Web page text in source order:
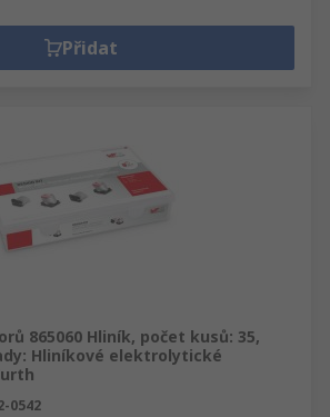
Přidat
865060 Hliník, počet kusů: 35,
Hliníkové elektrolytické
0542